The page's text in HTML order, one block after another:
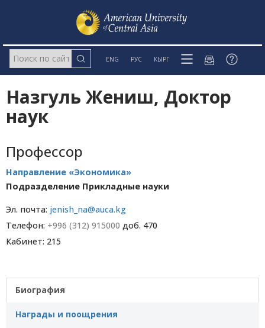
ENG РУС КЫРГ
Назгуль Жениш, Доктор
наук
Профессор
Направление «Экономика»
Подразделение Прикладные науки
Эл. почта: jenish_na@auca.kg
Телефон: +996 (312) 915000 доб. 470
Кабинет: 215
Биография
Награды и поощрения